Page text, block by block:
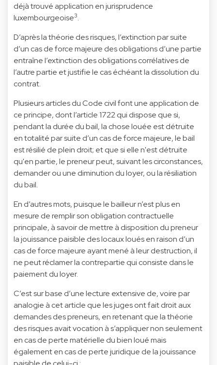
déjà trouvé application en jurisprudence
luxembourgeoise3.
D’après la théorie des risques, l’extinction par suite
d’un cas de force majeure des obligations d’une partie
entraîne l’extinction des obligations corrélatives de
l’autre partie et justifie le cas échéant la dissolution du
contrat.
Plusieurs articles du Code civil font une application de
ce principe, dont l’article 1722 qui dispose que si,
pendant la durée du bail, la chose louée est détruite
en totalité par suite d’un cas de force majeure, le bail
est résilié de plein droit; et que si elle n'est détruite
qu'en partie, le preneur peut, suivant les circonstances,
demander ou une diminution du loyer, ou la résiliation
du bail.
En d’autres mots, puisque le bailleur n’est plus en
mesure de remplir son obligation contractuelle
principale, à savoir de mettre à disposition du preneur
la jouissance paisible des locaux loués en raison d’un
cas de force majeure ayant mené à leur destruction, il
ne peut réclamer la contrepartie qui consiste dans le
paiement du loyer.
C’est sur base d’une lecture extensive de, voire par
analogie à cet article que les juges ont fait droit aux
demandes des preneurs, en retenant que la théorie
des risques avait vocation à s’appliquer non seulement
en cas de perte matérielle du bien loué mais
également en cas de perte juridique de la jouissance